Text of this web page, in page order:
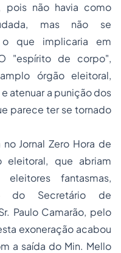
pois não havia como
mas não se
o que implicaria em
"espírito de corpo",
órgão eleitoral,
atenuar a punição dos
parece ter se tornado
Jornal Zero Hora de
eleitoral, que abriam
fantasmas,
do Secretário de
Paulo Camarão, pelo
exoneração acabou
a saída do Min. Mello